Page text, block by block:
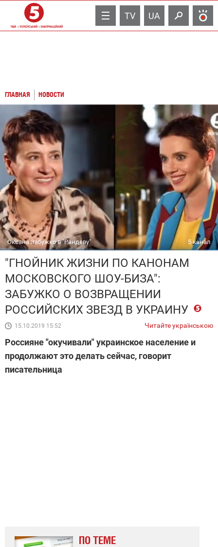
TV UA
ГЛАВНАЯ НОВОСТИ
Оксана Забужко в "Рандеву" 5 канал
"ГНОЙНИК ЖИЗНИ ПО КАНОНАМ
МОСКОВСКОГО ШОУ-БИЗА":
ЗАБУЖКО О ВОЗВРАЩЕНИИ
РОССИЙСКИХ ЗВЕЗД В УКРАИНУ
15.10.2019 15:52 Читайте українською
Россияне "окучивали" украинское население и
продолжают это делать сейчас, говорит
писательница
ПО ТЕМЕ